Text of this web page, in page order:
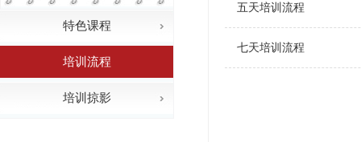
特色课程
培训流程
培训掠影
五天培训流程
七天培训流程